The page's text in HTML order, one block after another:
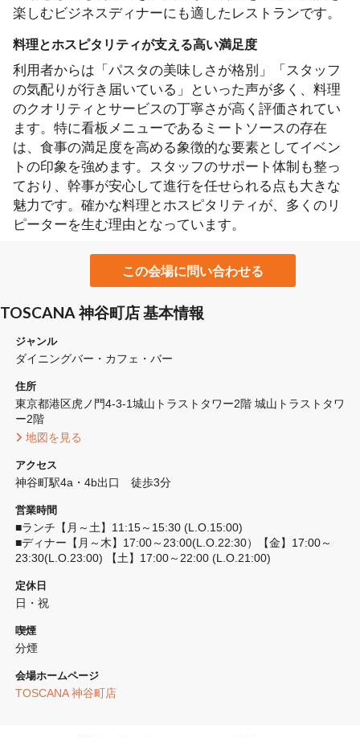
楽しむビジネスディナーにも適したレストランです。
料理とホスピタリティが支える高い満足度
利用者からは「パスタの美味しさが格別」「スタッフ
の気配りが行き届いている」といった声が多く、料理
のクオリティとサービスの丁寧さが高く評価されてい
ます。特に看板メニューであるミートソースの存在
は、食事の満足度を高める象徴的な要素としてイベン
トの印象を強めます。スタッフのサポート体制も整っ
ており、幹事が安心して進行を任せられる点も大きな
魅力です。確かな料理とホスピタリティが、多くのリ
ピーターを生む理由となっています。
この会場に問い合わせる
TOSCANA 神谷町店 基本情報
ジャンル
ダイニングバー・カフェ・バー
住所
東京都港区虎ノ門4-3-1城山トラストタワー2階 城山トラストタワ
ー2階
地図を見る
アクセス
神谷町駅4a・4b出口　徒歩3分
営業時間
■ランチ【月～土】11:15～15:30 (L.O.15:00)
■ディナー【月～木】17:00～23:00(L.O.22:30）【金】17:00～
23:30(L.O.23:00) 【土】17:00～22:00 (L.O.21:00)
定休日
日・祝
喫煙
分煙
会場ホームページ
TOSCANA 神谷町店